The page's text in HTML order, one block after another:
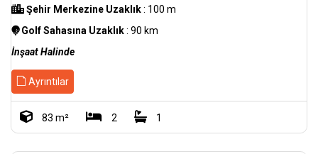
Şehir Merkezine Uzaklık: 100 m
Golf Sahasına Uzaklık: 90 km
İnşaat Halinde
Ayrıntılar
83 m² 2 1